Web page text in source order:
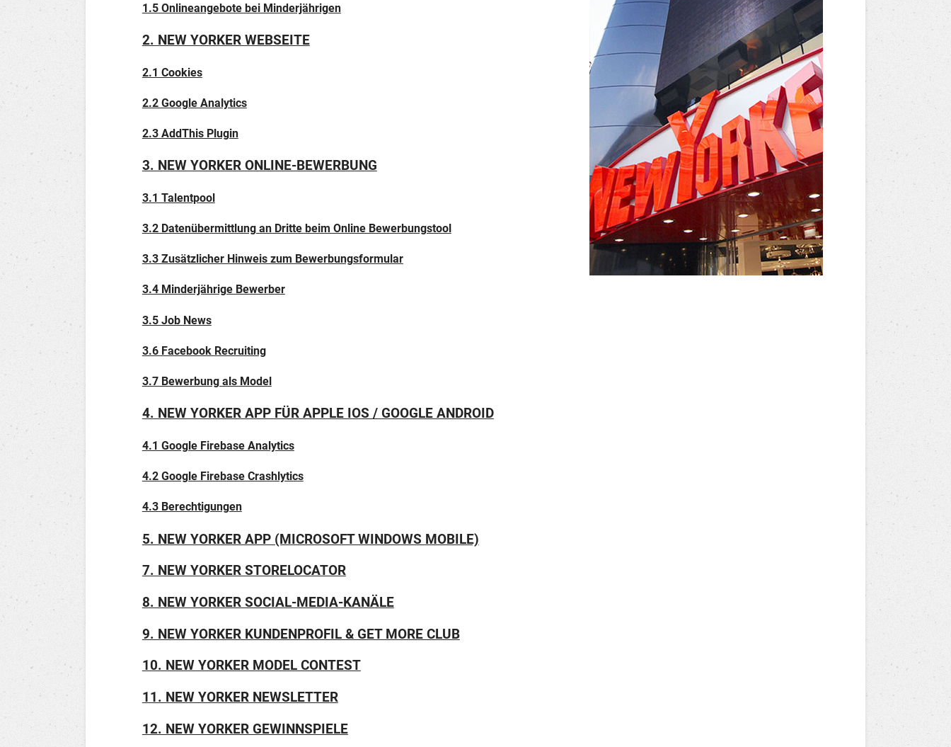
1.5 Onlineangebote bei Minderjährigen
2. NEW YORKER WEBSEITE
2.1 Cookies
2.2 Google Analytics
2.3 AddThis Plugin
3. NEW YORKER ONLINE-BEWERBUNG
3.1 Talentpool
3.2 Datenübermittlung an Dritte beim Online Bewerbungstool
3.3 Zusätzlicher Hinweis zum Bewerbungsformular
3.4 Minderjährige Bewerber
3.5 Job News
3.6 Facebook Recruiting
3.7 Bewerbung als Model
4. NEW YORKER APP FÜR APPLE IOS / GOOGLE ANDROID
4.1 Google Firebase Analytics
4.2 Google Firebase Crashlytics
4.3 Berechtigungen
5. NEW YORKER APP (MICROSOFT WINDOWS MOBILE)
7. NEW YORKER STORELOCATOR
8. NEW YORKER SOCIAL-MEDIA-KANÄLE
9. NEW YORKER KUNDENPROFIL & GET MORE CLUB
10. NEW YORKER MODEL CONTEST
11. NEW YORKER NEWSLETTER
12. NEW YORKER GEWINNSPIELE